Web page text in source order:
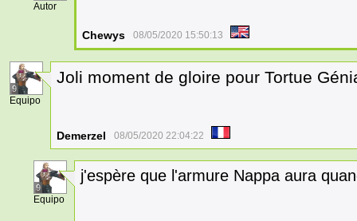
Autor
Chewys 08/05/2020 15:50:13
9
Equipo
Joli moment de gloire pour Tortue
Demerzel 08/05/2020 22:04:22
9
Equipo
j'espère que l'armure Nappa aura